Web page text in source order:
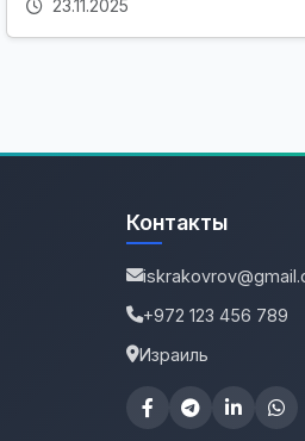
23.11.2025
Контакты
+972 123 456 789
Израиль